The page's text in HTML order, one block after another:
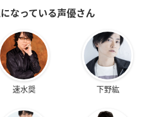
なっている声優さん
速水奨 下野紘